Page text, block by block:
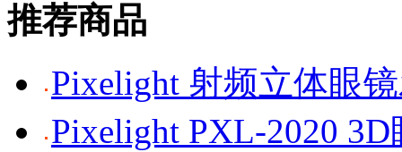
推荐商品
Pixelight 射频立体眼
Pixelight PXL-2020 3D